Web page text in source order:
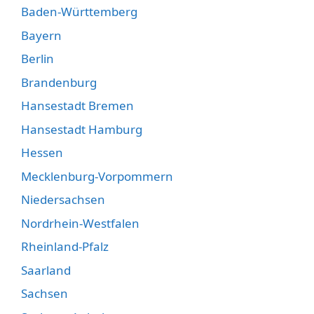
Baden-Württemberg
Bayern
Berlin
Brandenburg
Hansestadt Bremen
Hansestadt Hamburg
Hessen
Mecklenburg-Vorpommern
Niedersachsen
Nordrhein-Westfalen
Rheinland-Pfalz
Saarland
Sachsen